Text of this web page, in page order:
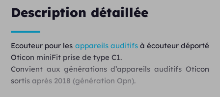
Description détaillée
Ecouteur pour les appareils auditifsà écouteur déporté
Oticon miniFit prise de type C1.
Convient aux générations d’appareils auditifs Oticon
sortis après 2018 (génération Opn).